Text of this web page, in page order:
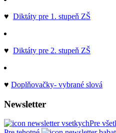
♥ Diktáty pre 1. stupeň ZŠ
♥ Diktáty pre 2. stupeň ZŠ
♥ Doplňovačky- vybrané slová
Newsletter
Pre